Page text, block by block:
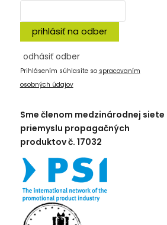
prihlásiť na odber
odhásiť odber
Prihlásením súhlasíte so spracovaním
osobných údajov
Sme členom medzinárodnej siete
priemyslu propagačných
produktov č. 17032